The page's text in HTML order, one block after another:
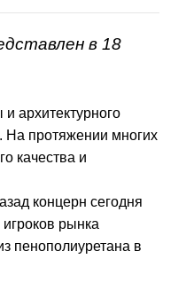
в 18
архитектурного
На протяжении многих
качества и
концерн сегодня
рынка
пенополиуретана в